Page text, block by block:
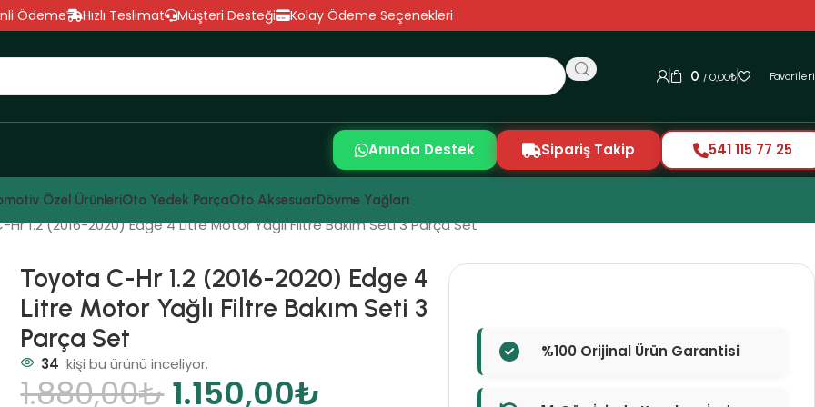
Ödeme Hızlı Teslimat Müşteri Desteği Kolay Ödeme Seçenekleri
0 / 0,00₺
Anında Destek Sipariş Takip 541 115 77 25
Özel ÜrünleriOto Yedek ParçaOto AksesuarDövme Yağları
1.2 (2016-2020) Edge 4 Litre Motor Yağlı Filtre Bakım Seti 3 Parça Set
Toyota C-Hr 1.2 (2016-2020) Edge 4
Litre Motor Yağlı Filtre Bakım Seti 3
Parça Set
34 kişi bu ürünü inceliyor.
1.880,00₺ 1.150,00₺
%100 Orijinal Ürün Garantisi